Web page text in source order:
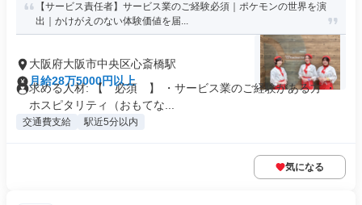
【サービス責任者】サービス業のご経験必須｜ポケモンの世界を演
出｜かけがえのない体験価値を届...
大阪府大阪市中央区心斎橋駅
月給28万5000円以上
求める人材: 【 必須 】 ・サービス業のご経験がある方 ・
ホスピタリティ（おもてな...
交通費支給 駅近5分以内
気になる